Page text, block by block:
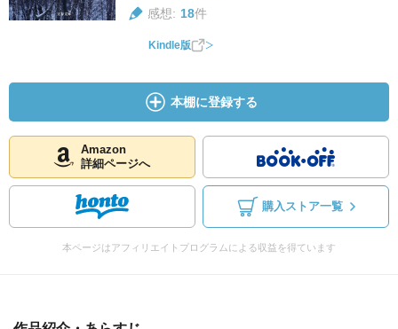
感想: 18件
Kindle版
本棚に登録する
Amazon
詳細ページへ
購入ストア一覧
本ページはアフィリエイトプログラムによる収益を得ています